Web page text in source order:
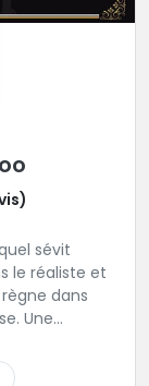
sévit
le réaliste et
dans
Une